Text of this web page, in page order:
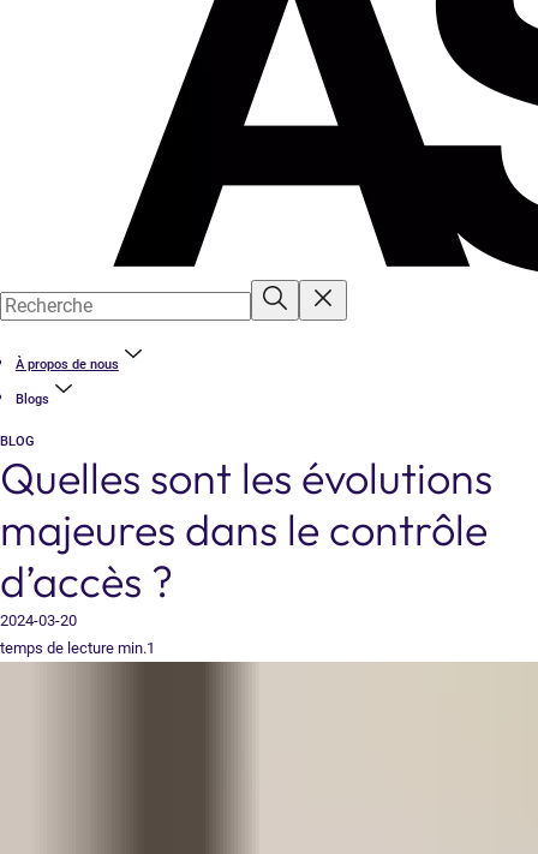
À propos de nous
Blogs
BLOG
Quelles sont les évolutions
majeures dans le contrôle
d’accès ?
2024-03-20
temps de lecture min.1